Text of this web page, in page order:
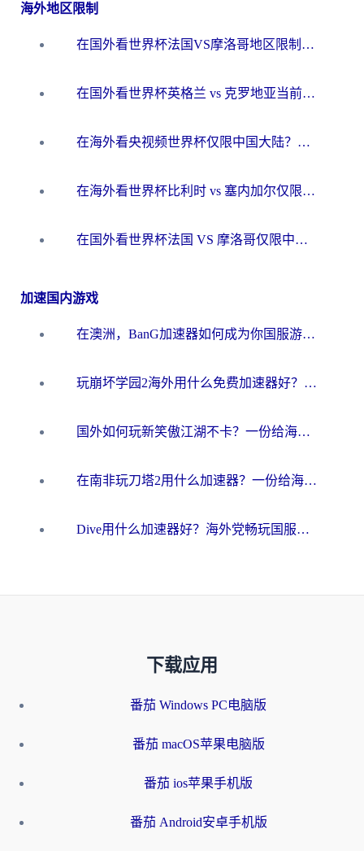
海外地区限制
在国外看世界杯法国VS摩洛哥地区限制？这篇指南让你流畅看中文解说无压力
在国外看世界杯英格兰 vs 克罗地亚当前地区不可播放？这篇指南帮你搞定所有海外观赛难题
在海外看央视频世界杯仅限中国大陆？这篇指南帮你解锁中文解说+无卡顿直播
在海外看世界杯比利时 vs 塞内加尔仅限中国大陆？我找到了最流畅的中文解说之路
在国外看世界杯法国 VS 摩洛哥仅限中国大陆？海外党这样看中文解说赛事不卡顿
加速国内游戏
在澳洲，BanG加速器如何成为你国服游戏的“时光机”？
玩崩坏学园2海外用什么免费加速器好？2026海外党亲测国服游戏加速指南
国外如何玩新笑傲江湖不卡？一份给海外游子的终极网络指南
在南非玩刀塔2用什么加速器？一份给海外游子的终极生存指南
Dive用什么加速器好？海外党畅玩国服游戏的终极避坑指南
下载应用
番茄 Windows PC电脑版
番茄 macOS苹果电脑版
番茄 ios苹果手机版
番茄 Android安卓手机版